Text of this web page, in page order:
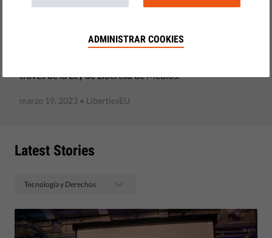
medios de comunicación tanto a nivel nacional como de
través de la Ley de Libertad de Medios.
marzo 19, 2023 • LibertiesEU
Latest Stories
ADMINISTRAR COOKIES